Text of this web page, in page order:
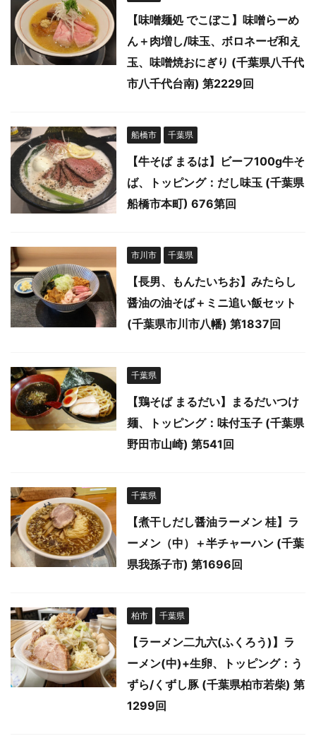
【味噌麺処 でこぼこ】味噌らーめ
ん＋肉増し/味玉、ボロネーゼ和え
玉、味噌焼おにぎり (千葉県八千代
市八千代台南) 第2229回
船橋市 千葉県
【牛そば まるは】ビーフ100g牛そ
ば、トッピング：だし味玉 (千葉県
船橋市本町) 676第回
市川市 千葉県
【長男、もんたいちお】みたらし
醤油の油そば＋ミニ追い飯セット
(千葉県市川市八幡) 第1837回
千葉県
【鶏そば まるだい】まるだいつけ
麺、トッピング：味付玉子 (千葉県
野田市山崎) 第541回
千葉県
【煮干しだし醤油ラーメン 桂】ラ
ーメン（中）＋半チャーハン (千葉
県我孫子市) 第1696回
柏市 千葉県
【ラーメン二九六(ふくろう)】ラ
ーメン(中)+生卵、トッピング：う
ずら/くずし豚 (千葉県柏市若柴) 第
1299回